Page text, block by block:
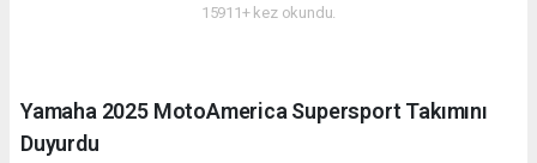
15911+ kez okundu.
Yamaha 2025 MotoAmerica Supersport Takımını
Duyurdu